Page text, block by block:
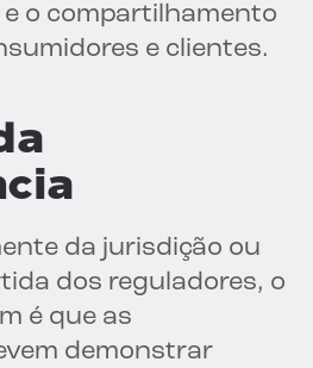
o compartilhamento
e clientes.
da jurisdição ou
dos reguladores, o
é que as
demonstrar